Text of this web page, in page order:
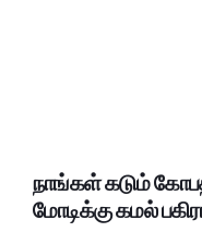
நாங்கள் கடும்
மோடிக்கு கமல்